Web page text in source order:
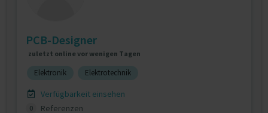
PCB-Designer
zuletzt online vor wenigen Tagen
Elektronik Elektrotechnik
Verfügbarkeit einsehen
0
Referenzen